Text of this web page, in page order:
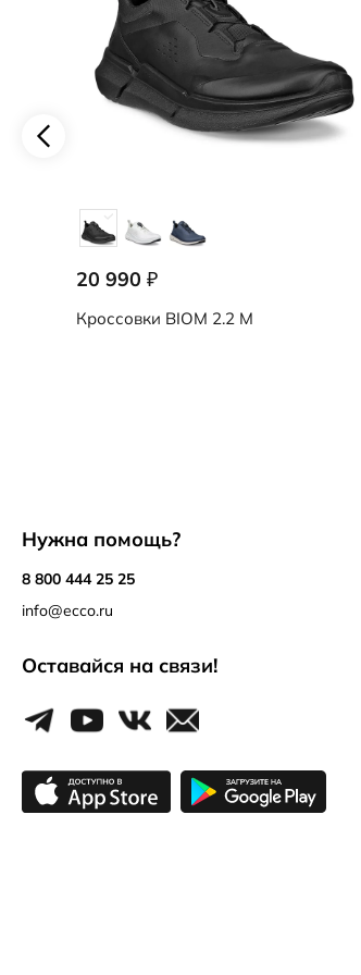
20 990 ₽
Кроссовки BIOM 2.2 M
Нужна помощь?
8 800 444 25 25
info@ecco.ru
Оставайся на связи!